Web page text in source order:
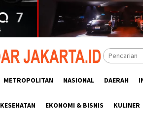
METROPOLITAN NASIONAL DAERAH
KESEHATAN EKONOMI & BISNIS KULINER